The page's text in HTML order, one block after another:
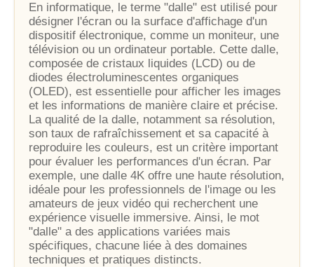
En informatique, le terme "dalle" est utilisé pour
désigner l'écran ou la surface d'affichage d'un
dispositif électronique, comme un moniteur, une
télévision ou un ordinateur portable. Cette dalle,
composée de cristaux liquides (LCD) ou de
diodes électroluminescentes organiques
(OLED), est essentielle pour afficher les images
et les informations de manière claire et précise.
La qualité de la dalle, notamment sa résolution,
son taux de rafraîchissement et sa capacité à
reproduire les couleurs, est un critère important
pour évaluer les performances d'un écran. Par
exemple, une dalle 4K offre une haute résolution,
idéale pour les professionnels de l'image ou les
amateurs de jeux vidéo qui recherchent une
expérience visuelle immersive. Ainsi, le mot
"dalle" a des applications variées mais
spécifiques, chacune liée à des domaines
techniques et pratiques distincts.